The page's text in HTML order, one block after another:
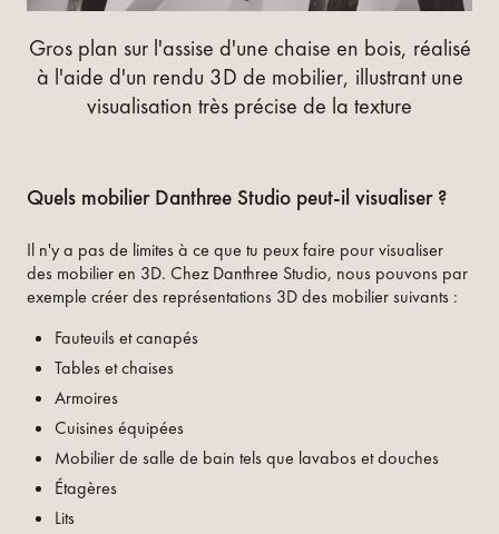
Gros plan sur l'assise d'une chaise en bois, réalisé
à l'aide d'un rendu 3D de mobilier, illustrant une
visualisation très précise de la texture
Quels mobilier Danthree Studio peut-il visualiser ?
Il n'y a pas de limites à ce que tu peux faire pour visualiser
des mobilier en 3D. Chez Danthree Studio, nous pouvons par
exemple créer des représentations 3D des mobilier suivants :
Fauteuils et canapés
Tables et chaises
Armoires
Cuisines équipées
Mobilier de salle de bain tels que lavabos et douches
Étagères
Lits